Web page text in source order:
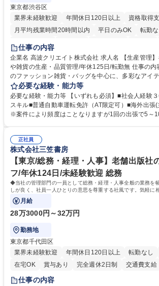
東京都渋谷区
業界未経験歓迎
年間休日120日以上
資格取得
月平均残業時間20時間以内
平日のみOK 転勤な
住宅手当あり
完全週休2日制
交通費支給 駅近5分以内 中国
仕事の内容
企業名 高波クリエイト株式会社 求人名 【生産管理】キャラクターバック
や雑貨の生産・品質管理/年休125日/転勤無 仕事の内容 人気キャラクター
のファッション雑貨・バッグを中心に、多彩なアイ
掛ける当社にて、自社企画・開発商品の生産管理・
わいい』を届けるやりがいのあるポジションです。 有名ブランドやキャラ
クターライセンスを活用した商品の企画・開発・販
画段階から納品まで、商品の製造に関わる全てのプ
元様とのやり取り、輸入関連の書類の管理、国内倉
工場開拓などがございます。 募集職種 【生産管理】キャラクターバック
や雑貨の生産・品質管理/年休125日/転勤無
必要な経験・能力等
必要な経験・能力等 【いずれも必須】■社会人経験
スキル■普通自動車運転免許（AT限定可）■海外出張
※案件により頻度はことなりますが1回の出張で5～
め、『コツコツと実直に取り組める方』 ・工場やラ
外関係者と友好なコミュニケーションが取れる方 ※
ンで行います。 学歴・資格 学歴：大学院 大学 高専 短大 専修学校 高校 語
学力： 資格：
正社員
株式会社三笠書房
【東京/総務・経理・人事】老舗出版社
フ/年休124日/未経験歓迎 総務
◆当社の管理部門の一員として総務・経理・人事全般の業務を
しが良く、社員一人ひとりの意思を尊重する社風です。気軽に
バックオフィス業務を習得いただきます。
月給
28万3000円～32万円
勤務地
東京都千代田区
業界未経験歓迎
年間休日120日以上 転勤なし
在宅OK
賞与あり 完全週休2日制 交通費支給
仕事の内容